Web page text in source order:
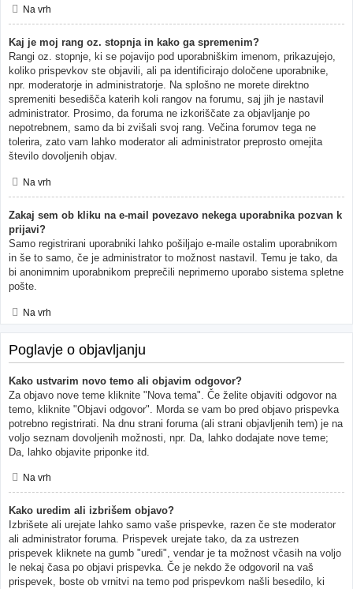
Na vrh
Kaj je moj rang oz. stopnja in kako ga spremenim?
Rangi oz. stopnje, ki se pojavijo pod uporabniškim imenom, prikazujejo,
koliko prispevkov ste objavili, ali pa identificirajo določene uporabnike,
npr. moderatorje in administratorje. Na splošno ne morete direktno
spremeniti besedišča katerih koli rangov na forumu, saj jih je nastavil
administrator. Prosimo, da foruma ne izkoriščate za objavljanje po
nepotrebnem, samo da bi zvišali svoj rang. Večina forumov tega ne
tolerira, zato vam lahko moderator ali administrator preprosto omejita
število dovoljenih objav.
Na vrh
Zakaj sem ob kliku na e-mail povezavo nekega uporabnika pozvan k
prijavi?
Samo registrirani uporabniki lahko pošiljajo e-maile ostalim uporabnikom
in še to samo, če je administrator to možnost nastavil. Temu je tako, da
bi anonimnim uporabnikom preprečili neprimerno uporabo sistema spletne
pošte.
Na vrh
Poglavje o objavljanju
Kako ustvarim novo temo ali objavim odgovor?
Za objavo nove teme kliknite "Nova tema". Če želite objaviti odgovor na
temo, kliknite "Objavi odgovor". Morda se vam bo pred objavo prispevka
potrebno registrirati. Na dnu strani foruma (ali strani objavljenih tem) je na
voljo seznam dovoljenih možnosti, npr. Da, lahko dodajate nove teme;
Da, lahko objavite priponke itd.
Na vrh
Kako uredim ali izbrišem objavo?
Izbrišete ali urejate lahko samo vaše prispevke, razen če ste moderator
ali administrator foruma. Prispevek urejate tako, da za ustrezen
prispevek kliknete na gumb "uredi", vendar je ta možnost včasih na voljo
le nekaj časa po objavi prispevka. Če je nekdo že odgovoril na vaš
prispevek, boste ob vrnitvi na temo pod prispevkom našli besedilo, ki